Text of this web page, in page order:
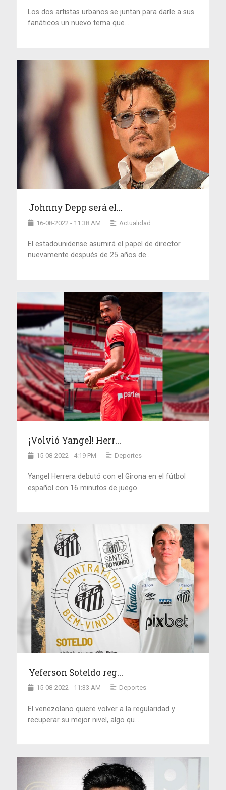
Los dos artistas urbanos se juntan para darle a sus
fanáticos un nuevo tema que...
Johnny Depp será el...
16-08-2022 - 11:38 AM Actualidad
El estadounidense asumirá el papel de director
nuevamente después de 25 años de...
¡Volvió Yangel! Herr...
15-08-2022 - 4:19 PM Deportes
Yangel Herrera debutó con el Girona en el fútbol
español con 16 minutos de juego
Yeferson Soteldo reg...
15-08-2022 - 11:33 AM Deportes
El venezolano quiere volver a la regularidad y
recuperar su mejor nivel, algo qu...